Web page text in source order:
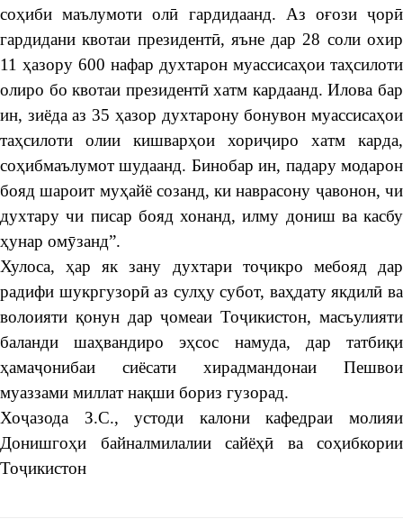
соҳиби маълумоти олӣ гардидаанд. Аз оғози ҷорӣ
гардидани квотаи президентӣ, яъне дар 28 соли охир
11 ҳазору 600 нафар духтарон муассисаҳои таҳсилоти
олиро бо квотаи президентӣ хатм кардаанд. Илова бар
ин, зиёда аз 35 ҳазор духтарону бонувон муассисаҳои
таҳсилоти олии кишварҳои хориҷиро хатм карда,
соҳибмаълумот шудаанд. Бинобар ин, падару модарон
бояд шароит муҳайё созанд, ки наврасону ҷавонон, чи
духтару чи писар бояд хонанд, илму дониш ва касбу
ҳунар омӯзанд”.
Хулоса, ҳар як зану духтари тоҷикро мебояд дар
радифи шукргузорӣ аз сулҳу субот, ваҳдату якдилӣ ва
волоияти қонун дар ҷомеаи Тоҷикистон, масъулияти
баланди шаҳвандиро эҳсос намуда, дар татбиқи
ҳамаҷонибаи сиёсати хирадмандонаи Пешвои
муаззами миллат нақши бориз гузорад.
Хоҷазода З.С., устоди калони кафедраи молияи
Донишгоҳи байналмилалии сайёҳӣ ва соҳибкории
Тоҷикистон